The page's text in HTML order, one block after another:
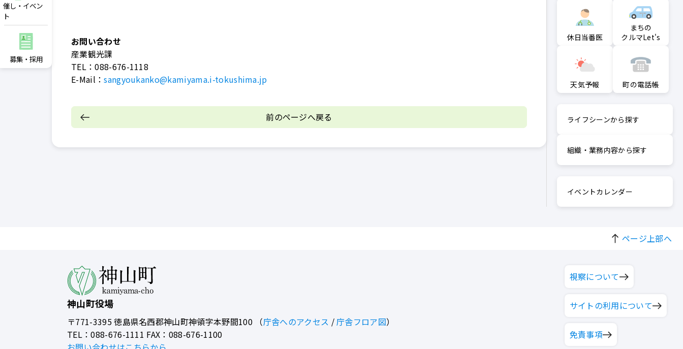
催し・イベン
ト
募集・採用
お問い合わせ
産業観光課
TEL：088-676-1118
E-Mail：sangyoukanko@kamiyama.i-tokushima.jp
前のページへ戻る
休日当番医
まちの
クルマLet's
天気予報 町の電話帳
ライフシーンから探す
組織・業務内容から探す
イベントカレンダー
ページ上部へ
神山町役場
〒771-3395徳島県名西郡神山町神領字本野間100 （庁舎へのアクセス /庁舎フロア図）
TEL：088-676-1111 FAX：088-676-1100
視察について
サイトの利用について
免責事項